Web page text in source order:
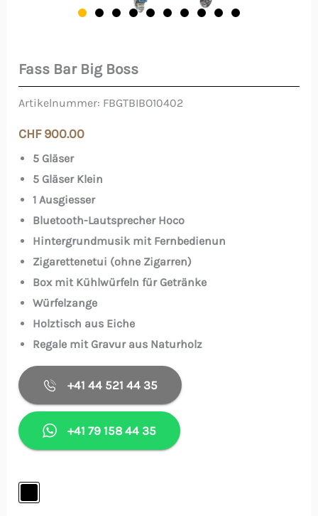
Fass Bar Big Boss
Artikelnummer: FBGTBIBO10402
CHF900.00
5 Gläser
5 Gläser Klein
1 Ausgiesser
Bluetooth-Lautsprecher Hoco
Hintergrundmusik mit Fernbedienun
Zigarettenetui (ohne Zigarren)
Box mit Kühlwürfeln für Getränke
Würfelzange
Holztisch aus Eiche
Regale mit Gravur aus Naturholz
+41 44 521 44 35
+41 79 158 44 35
Fass
Boss
Menge